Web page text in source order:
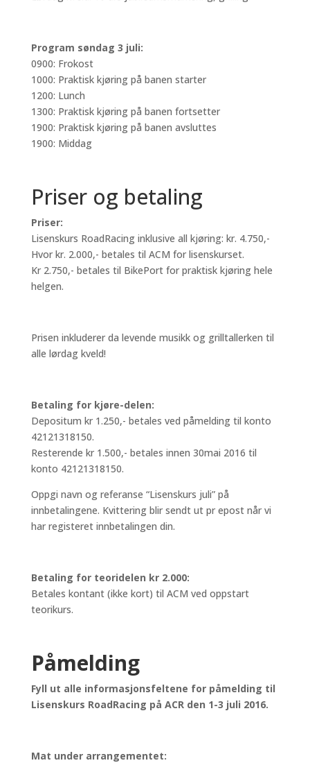
Program søndag 3 juli:
0900: Frokost
1000: Praktisk kjøring på banen starter
1200: Lunch
1300: Praktisk kjøring på banen fortsetter
1900: Praktisk kjøring på banen avsluttes
1900: Middag
Priser og betaling
Priser:
Lisenskurs RoadRacing inklusive all kjøring: kr. 4.750,-
Hvor kr. 2.000,- betales til ACM for lisenskurset.
Kr 2.750,- betales til BikePort for praktisk kjøring hele
helgen.
Prisen inkluderer da levende musikk og grilltallerken til
alle lørdag kveld!
Betaling for kjøre-delen:
Depositum kr 1.250,- betales ved påmelding til konto
42121318150.
Resterende kr 1.500,- betales innen 30mai 2016 til
konto 42121318150.
Oppgi navn og referanse “Lisenskurs juli” på
innbetalingene. Kvittering blir sendt ut pr epost når vi
har registeret innbetalingen din.
Betaling for teoridelen kr 2.000:
Betales kontant (ikke kort) til ACM ved oppstart
teorikurs.
Påmelding
Fyll ut alle informasjonsfeltene for påmelding til
Lisenskurs RoadRacing på ACR den 1-3 juli 2016.
Mat under arrangementet: